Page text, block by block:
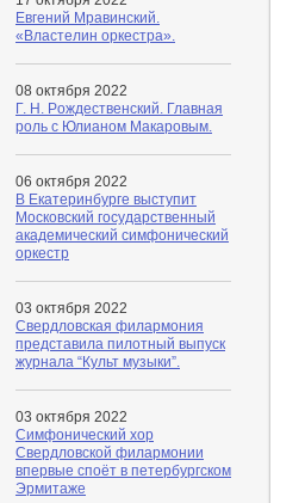
Евгений Мравинский.
«Властелин оркестра».
08 октября 2022
Г. Н. Pождественский. Главная
роль с Юлианом Макаровым.
06 октября 2022
В Екатеринбурге выступит
Московский государственный
академический симфонический
оркестр
03 октября 2022
Свердловская филармония
представила пилотный выпуск
журнала “Культ музыки”.
03 октября 2022
Симфонический хор
Свердловской филармонии
впервые споёт в петербургском
Эрмитаже